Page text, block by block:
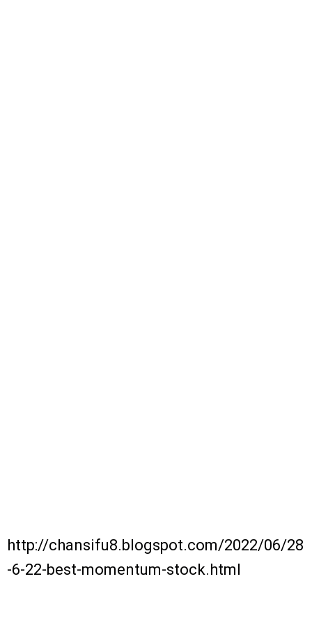
http://chansifu8.blogspot.com/2022/06/28
-6-22-best-momentum-stock.html